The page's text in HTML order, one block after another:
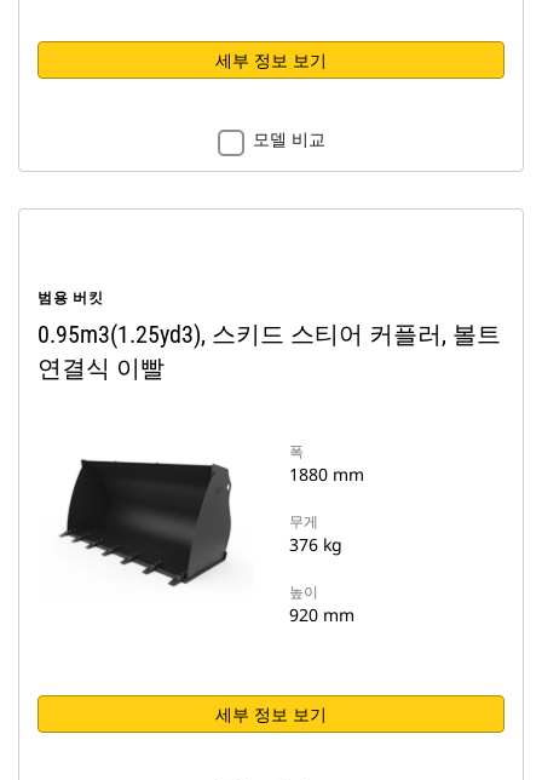
세부 정보 보기
모델 비교
범용 버킷
0.95m3(1.25yd3), 스키드 스티어 커플러, 볼트
연결식 이빨
폭
1880 mm
무게
376 kg
높이
920 mm
세부 정보 보기